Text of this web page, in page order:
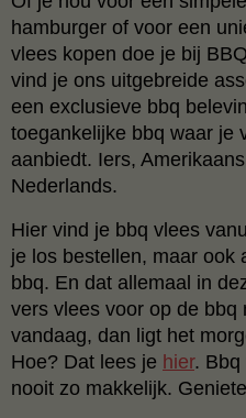
hamburger of voor een
vlees kopen doe je bij
vind je ons uitgebreide
een exclusieve bbq
toegankelijke bbq waar je
aanbiedt. Iers,
Nederlands.
Hier vind je bbq vlees
je los bestellen, maar ook
bbq. En dat allemaal in
vers vlees voor op de bbq
vandaag, dan ligt het
Hoe? Dat lees je hier. Bbq
nooit zo makkelijk.